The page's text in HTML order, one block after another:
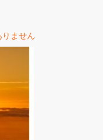
りません